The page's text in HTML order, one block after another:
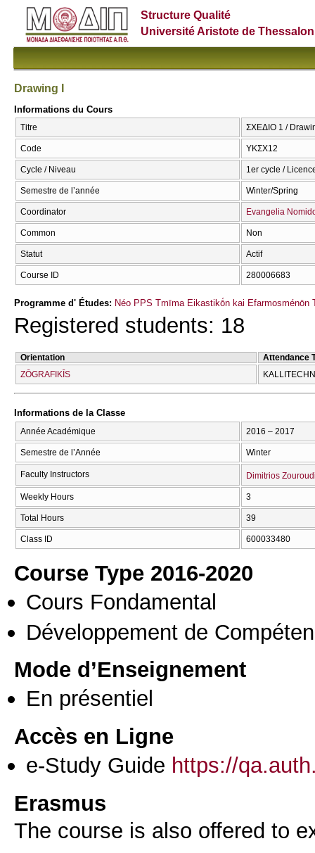
Structure Qualité
Université Aristote de
Drawing I
Informations du Cours
Titre ΣΧΕΔΙΟ 1 /
Code ΥΚΣΧ12
Cycle / Niveau 1er cycle /
Semestre de l’année Winter/Spring
Coordinator Evangelia
Common Non
Statut Actif
Course ID 280006683
Programme d' Études: Néo PPS Tmīma Eikastikṓn kai Efarmosménōn
Registered students: 18
Orientation
Attendance
ZŌGRAFIKĪS
Informations de la Classe
Année Académique 2016 – 2017
Semestre de l’Année Winter
Faculty Instructors Dimitrios
Weekly Hours 3
Total Hours 39
Class ID 600033480
Course Type 2016-2020
Cours Fondamental
Développement de
Mode d’Enseignement
En présentiel
Accès en Ligne
e-Study Guide https://
Erasmus
The course is also offered to